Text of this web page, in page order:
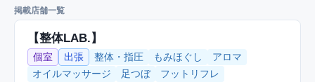
掲載店舗一覧
【整体LAB.】
個室 出張 整体・指圧 もみほぐし
アロマ
オイルマッサージ
足つぼ
フットリフレ